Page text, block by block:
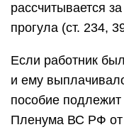
рассчитывается
прогула (ст. 234,
Если работник
и ему
пособие подлежит
Пленума ВС РФ